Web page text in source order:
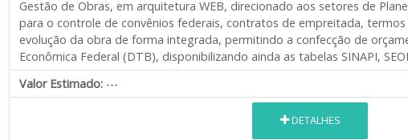
Gestão de Obras, em arquitetura WEB, direcionado aos setores de
para o controle de convênios federais, contratos de empreitada,
evolução da obra de forma integrada, permitindo a confecção de
Econômica Federal (DTB), disponibilizando ainda as tabelas SINAPI,
Valor Estimado: ---
DETALHES